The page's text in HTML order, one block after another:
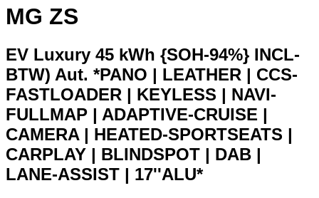
MG ZS
EV Luxury 45 kWh {SOH-94%} INCL-
BTW) Aut. *PANO | LEATHER | CCS-
FASTLOADER | KEYLESS | NAVI-
FULLMAP | ADAPTIVE-CRUISE |
CAMERA | HEATED-SPORTSEATS |
CARPLAY | BLINDSPOT | DAB |
LANE-ASSIST | 17''ALU*